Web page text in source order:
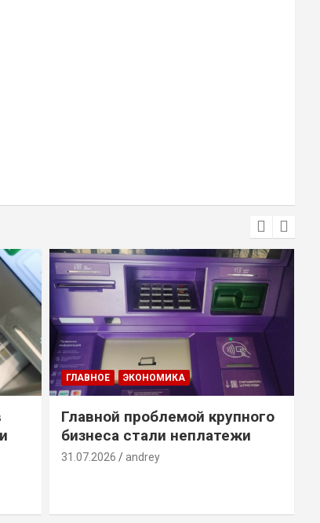
ГЛАВНОЕ ЭКОНОМИКА
Главной проблемой крупного
бизнеса стали неплатежи
31.07.2026 andrey